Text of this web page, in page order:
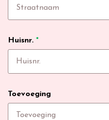
Huisnr. *
Toevoeging